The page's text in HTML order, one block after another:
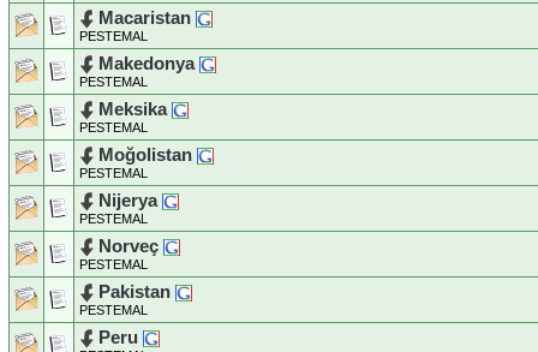
Macaristan
PESTEMAL
Makedonya
PESTEMAL
Meksika
PESTEMAL
Moğolistan
PESTEMAL
Nijerya
PESTEMAL
Norveç
PESTEMAL
Pakistan
PESTEMAL
Peru